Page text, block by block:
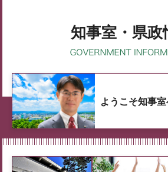
知事室・県政
ようこそ知事